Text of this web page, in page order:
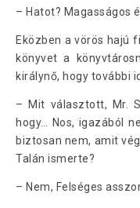
– Hatot? Magasságos
Eközben a vörös hajú
könyvet a
királynő, hogy további
– Mit választott, Mr.
hogy… Nos, igazából
biztosan nem, amit
Talán ismerte?
– Nem, Felséges